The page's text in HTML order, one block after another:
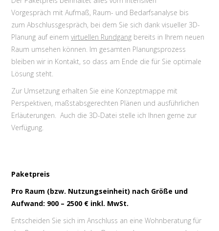
Vorgespräch mit Aufmaß, Raum- und Bedarfsanalyse bis
zum Abschlussgespräch, bei dem Sie sich dank visueller 3D-
Planung auf einem virtuellen Rundgang bereits in Ihrem neuen
Raum umsehen können. Im gesamten Planungsprozess
bleiben wir in Kontakt, so dass am Ende die für Sie optimale
Lösung steht.
Zur Umsetzung erhalten Sie eine Konzeptmappe mit
Perspektiven, maßstabsgerechten Plänen und ausführlichen
Erläuterungen. Auch die 3D-Datei stelle ich Ihnen gerne zur
Verfügung.
Paketpreis
Pro Raum (bzw. Nutzungseinheit) nach Größe und
Aufwand: 900 – 2500 € inkl. MwSt.
Entscheiden Sie sich im Anschluss an eine Wohnberatung für